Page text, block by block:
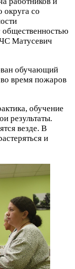
округа со
общественностью
Матусевич
обучающий
время пожаров
обучение
результаты.
везде. В
и